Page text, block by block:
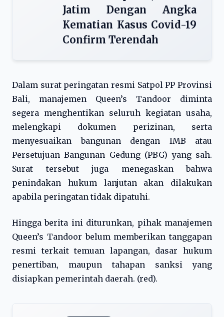
Jatim Dengan Angka
Kematian Kasus Covid-19
Confirm Terendah
Dalam surat peringatan resmi Satpol PP Provinsi
Bali, manajemen Queen’s Tandoor diminta
segera menghentikan seluruh kegiatan usaha,
melengkapi dokumen perizinan, serta
menyesuaikan bangunan dengan IMB atau
Persetujuan Bangunan Gedung (PBG) yang sah.
Surat tersebut juga menegaskan bahwa
penindakan hukum lanjutan akan dilakukan
apabila peringatan tidak dipatuhi.
Hingga berita ini diturunkan, pihak manajemen
Queen’s Tandoor belum memberikan tanggapan
resmi terkait temuan lapangan, dasar hukum
penertiban, maupun tahapan sanksi yang
disiapkan pemerintah daerah. (red).